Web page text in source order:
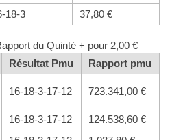
18-3 37,80 €
du Quinté + pour 2,00 €
Résultat Pmu
Rapport pmu
16-18-3-17-12 723.341,00 €
16-18-3-17-12
124.538,60 €